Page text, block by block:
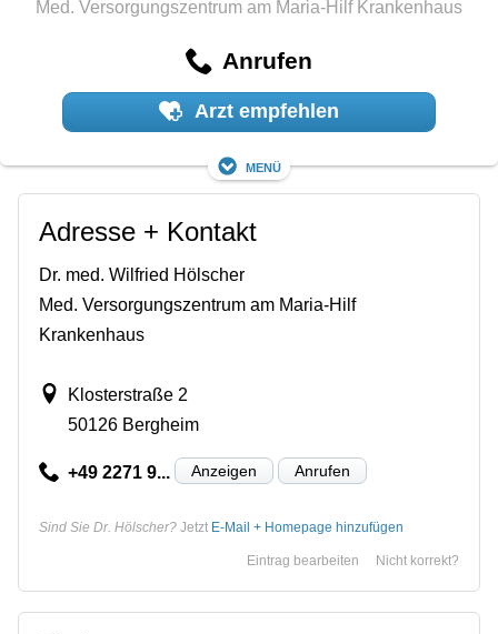
Med. Versorgungszentrum am Maria-Hilf Krankenhaus
Anrufen
Arzt empfehlen
Menü
Adresse + Kontakt
Dr. med. Wilfried Hölscher
Med. Versorgungszentrum am Maria-Hilf
Krankenhaus
Klosterstraße 2
50126 Bergheim
+49 2271 9... Anzeigen Anrufen
Sind Sie Dr. Hölscher? Jetzt E-Mail + Homepage hinzufügen
Nicht korrekt?
Eintrag bearbeiten